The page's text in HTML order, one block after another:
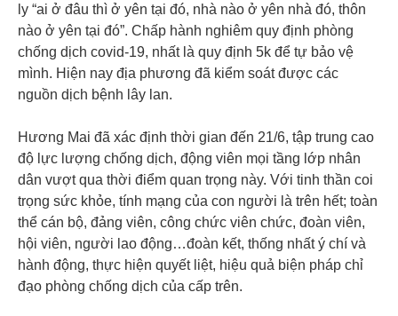
ly “ai ở đâu thì ở yên tại đó, nhà nào ở yên nhà đó, thôn
nào ở yên tại đó”. Chấp hành nghiêm quy định phòng
chống dịch covid-19, nhất là quy định 5k để tự bảo vệ
mình. Hiện nay địa phương đã kiểm soát được các
nguồn dịch bệnh lây lan.
Hương Mai đã xác định thời gian đến 21/6, tập trung cao
độ lực lượng chống dịch, động viên mọi tầng lớp nhân
dân vượt qua thời điểm quan trọng này. Với tinh thần coi
trọng sức khỏe, tính mạng của con người là trên hết; toàn
thể cán bộ, đảng viên, công chức viên chức, đoàn viên,
hội viên, người lao động…đoàn kết, thống nhất ý chí và
hành động, thực hiện quyết liệt, hiệu quả biện pháp chỉ
đạo phòng chống dịch của cấp trên.